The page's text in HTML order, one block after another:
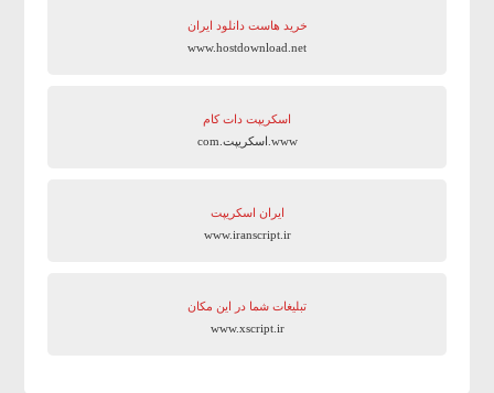
خرید هاست دانلود ایران
www.hostdownload.net
اسکریپت دات کام
www.اسکریپت.com
ایران اسکریپت
www.iranscript.ir
تبلیغات شما در این مکان
www.xscript.ir